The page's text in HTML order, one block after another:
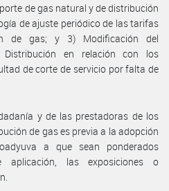
de gas natural y de distribución
de ajuste periódico de las tarifas
de gas; y 3) Modificación del
Distribución en relación con los
de corte de servicio por falta de
y de las prestadoras de los
de gas es previa a la adopción
a que sean ponderados
las exposiciones o